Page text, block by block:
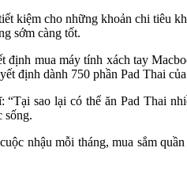
kiệm cho những khoản chi tiêu
sớm càng tốt.
mua máy tính xách tay
định dành 750 phần Pad Thai
“Tại sao lại có thể ăn Pad Thai
sống.
nhậu mỗi tháng, mua sắm